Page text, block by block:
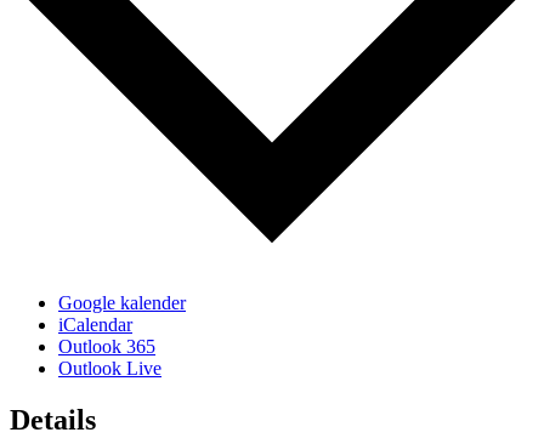
Google kalender
iCalendar
Outlook 365
Outlook Live
Details